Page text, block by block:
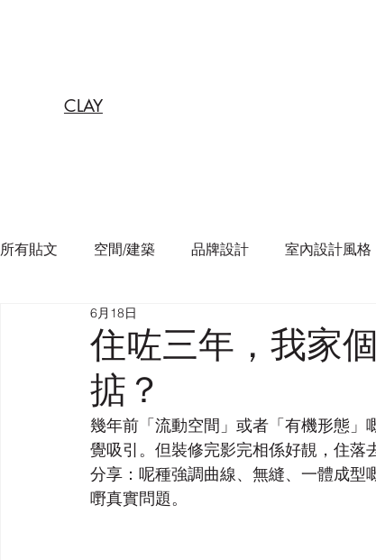
CLAY
所有貼文 空間/建築 品牌設計 室內設計風格
住咗三年，我家
掂？
6月18日
幾年前「流動空間」或者「有機形態
覺吸引。但裝修完影完相係好靚，住
分享：呢種強調曲線、無縫、一體成
嘢真實問題。